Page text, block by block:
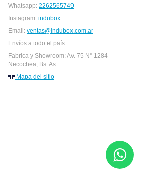
Whatsapp: 2262565749
Instagram: indubox
Email: ventas@indubox.com.ar
Envíos a todo el país
Fabrica y Showroom: Av. 75 N° 1284 -
Necochea, Bs. As.
Mapa del sitio